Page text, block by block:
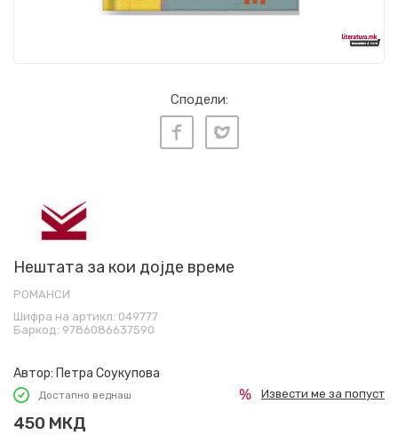
Сподели:
Нештата за кои дојде време
РОМАНСИ
Шифра на артикл: 049777
Баркод: 9786086637590
Автор: Петра Соукупова
Достапно веднаш
450 МКД
Извести ме за попуст